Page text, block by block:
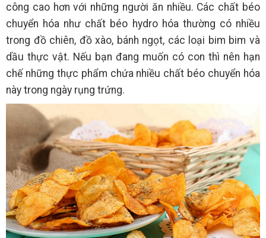
công cao hơn với những người ăn nhiều. Các chất béo
chuyển hóa như chất béo hydro hóa thường có nhiều
trong đồ chiên, đồ xào, bánh ngọt, các loại bim bim và
dầu thực vật. Nếu bạn đang muốn có con thì nên hạn
chế những thực phẩm chứa nhiều chất béo chuyển hóa
này trong ngày rụng trứng.